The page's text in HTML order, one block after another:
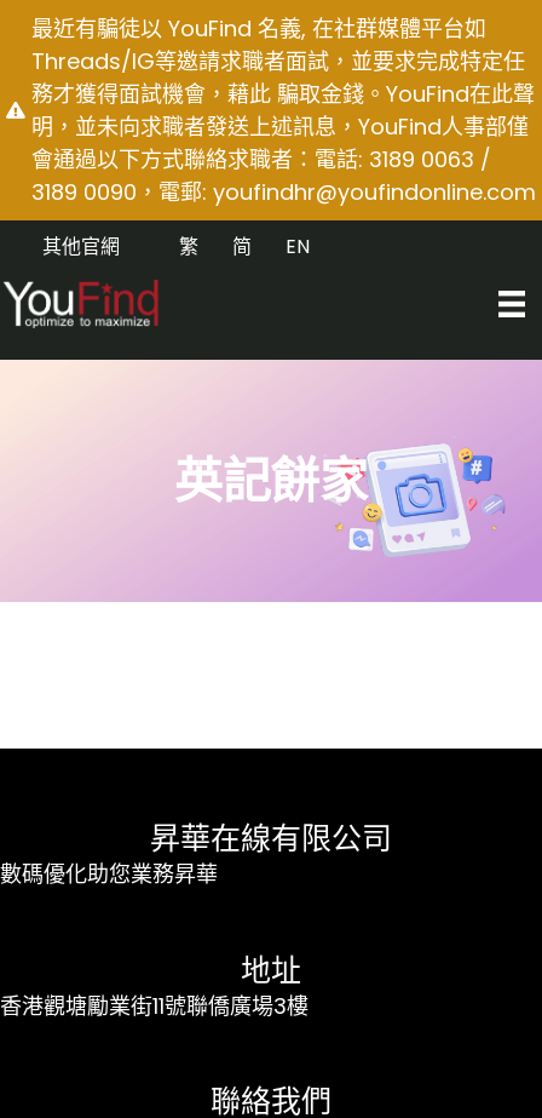
content
最近有騙徒以 YouFind 名義, 在社群媒體平台如
Threads/IG等邀請求職者面試，並要求完成特定任
務才獲得面試機會，藉此 騙取金錢。YouFind在此聲
明，並未向求職者發送上述訊息，YouFind人事部僅
會通過以下方式聯絡求職者：電話: 3189 0063 /
3189 0090，電郵: youfindhr@youfindonline.com
其他官網 EN
简
繁
英記餅家
昇華在線有限公司
數碼優化助您業務昇華
地址
香港觀塘勵業街11號聯僑廣場3樓
聯絡我們